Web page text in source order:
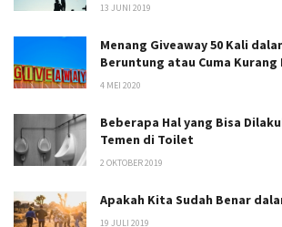
13 JUNI 2019
Menang Giveaway 50 Kali
Beruntung atau Cuma Kurang
4 MEI 2020
Beberapa Hal yang Bisa
Temen di Toilet
2 OKTOBER 2019
Apakah Kita Sudah Benar
19 JULI 2019